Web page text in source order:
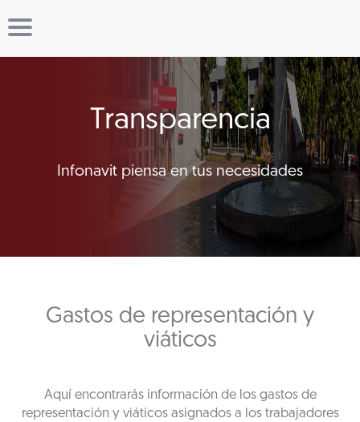
Transparencia
Infonavit piensa en tus necesidades
Gastos de representación y
viáticos
Aquí encontrarás información de los gastos de
representación y viáticos asignados a los trabajadores